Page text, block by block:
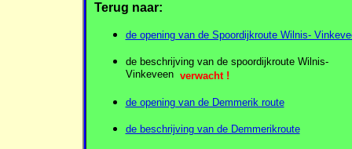
Terug naar:
de opening van de Spoordijkroute Wilnis-
de beschrijving van de spoordijkroute Wilnis-
Vinkeveen verwacht !
de opening van de Demmerik route
de beschrijving van de Demmerikroute